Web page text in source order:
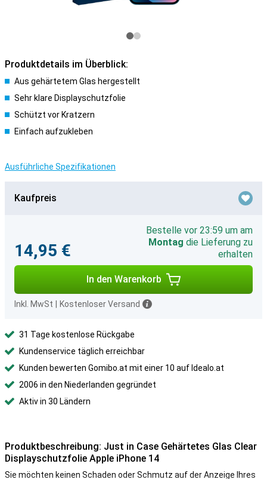
Produktdetails im Überblick:
Aus gehärtetem Glas hergestellt
Sehr klare Displayschutzfolie
Schützt vor Kratzern
Einfach aufzukleben
Ausführliche Spezifikationen
Kaufpreis
14,95 €
Bestelle vor 23:59 um am
Montag die Lieferung zu
erhalten
In den Warenkorb
Inkl. MwSt Kostenloser Versand
31 Tage kostenlose Rückgabe
Kundenservice täglich erreichbar
Kunden bewerten Gomibo.at mit einer 10 auf Idealo.at
2006 in den Niederlanden gegründet
Aktiv in 30 Ländern
Produktbeschreibung: Just in Case Gehärtetes Glas Clear
Displayschutzfolie Apple iPhone 14
Sie möchten keinen Schaden oder Schmutz auf der Anzeige Ihres